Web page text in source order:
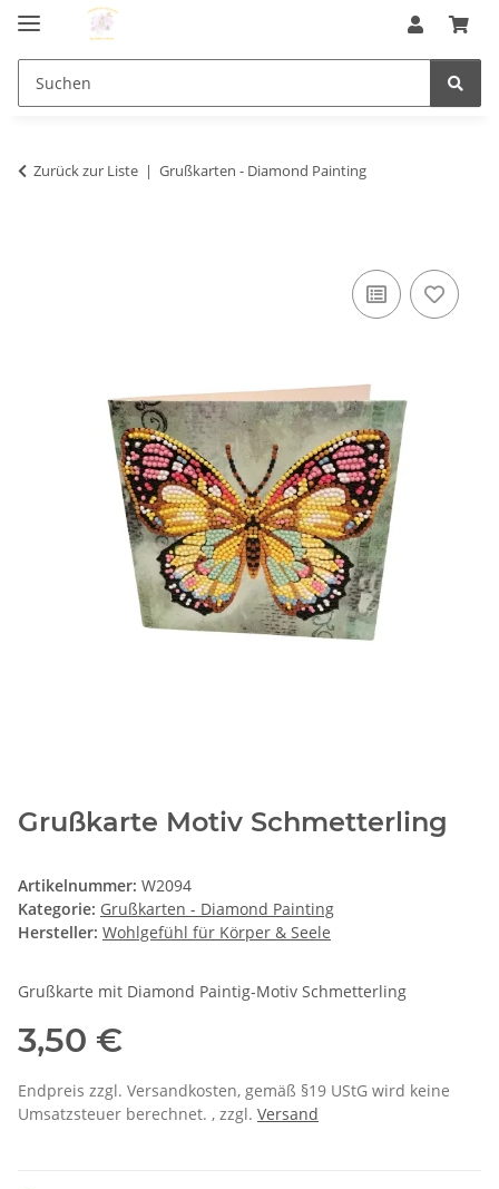
Zurück zur Liste Grußkarten - Diamond Painting
Grußkarte Motiv Schmetterling
Artikelnummer: W2094
Kategorie: Grußkarten - Diamond Painting
Hersteller: Wohlgefühl für Körper & Seele
Grußkarte mit Diamond Paintig-Motiv Schmetterling
3,50 €
Endpreis zzgl. Versandkosten, gemäß §19 UStG wird keine
Umsatzsteuer berechnet. , zzgl. Versand